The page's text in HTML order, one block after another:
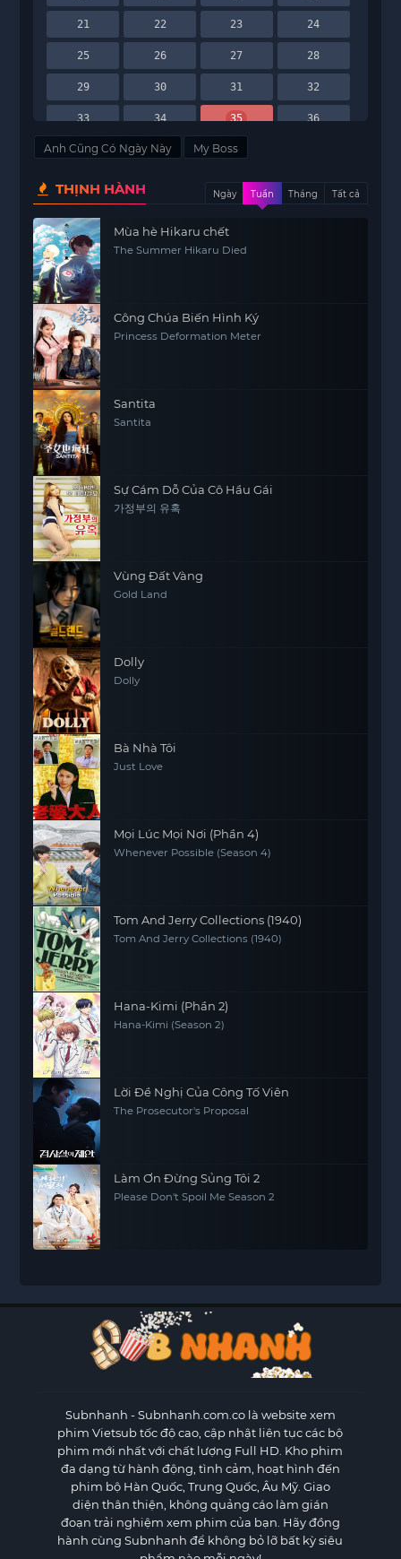
21 22 23 24
25 26 27 28
29 30 31 32
33 34 35 36
Anh Cũng Có Ngày Này My Boss
THỊNH HÀNH Ngày Tuần Tháng Tất cả
Mùa hè Hikaru chết
The Summer Hikaru Died
Công Chúa Biến Hình Ký
Princess Deformation Meter
Santita
Santita
Sự Cám Dỗ Của Cô Hầu Gái
가정부의 유혹
Vùng Đất Vàng
Gold Land
Dolly
Dolly
Bà Nhà Tôi
Just Love
Mọi Lúc Mọi Nơi (Phần 4)
Whenever Possible (Season 4)
Tom And Jerry Collections (1940)
Tom And Jerry Collections (1940)
Hana-Kimi (Phần 2)
Hana-Kimi (Season 2)
Lời Đề Nghị Của Công Tố Viên
The Prosecutor's Proposal
Làm Ơn Đừng Sủng Tôi 2
Please Don't Spoil Me Season 2
Subnhanh - Subnhanh.com.co là website xem
phim Vietsub tốc độ cao, cập nhật liên tục các bộ
phim mới nhất với chất lượng Full HD. Kho phim
đa dạng từ hành động, tình cảm, hoạt hình đến
phim bộ Hàn Quốc, Trung Quốc, Âu Mỹ. Giao
diện thân thiện, không quảng cáo làm gián
đoạn trải nghiệm xem phim của bạn. Hãy đồng
hành cùng Subnhanh để không bỏ lỡ bất kỳ siêu